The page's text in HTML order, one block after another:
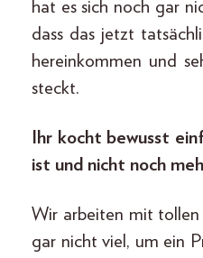
hat es sich noch gar
dass das jetzt
hereinkommen und
steckt.
Ihr kocht bewusst
ist und nicht noch
Wir arbeiten mit tollen
gar nicht viel, um ein